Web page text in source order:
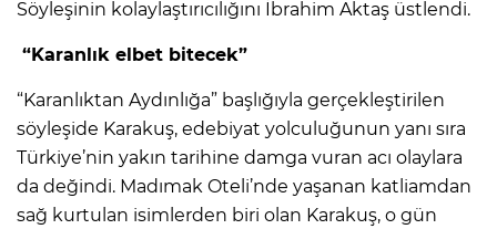
Söyleşinin kolaylaştırıcılığını İbrahim Aktaş üstlendi.
“Karanlık elbet bitecek”
“Karanlıktan Aydınlığa” başlığıyla gerçekleştirilen
söyleşide Karakuş, edebiyat yolculuğunun yanı sıra
Türkiye’nin yakın tarihine damga vuran acı olaylara
da değindi. Madımak Oteli’nde yaşanan katliamdan
sağ kurtulan isimlerden biri olan Karakuş, o gün